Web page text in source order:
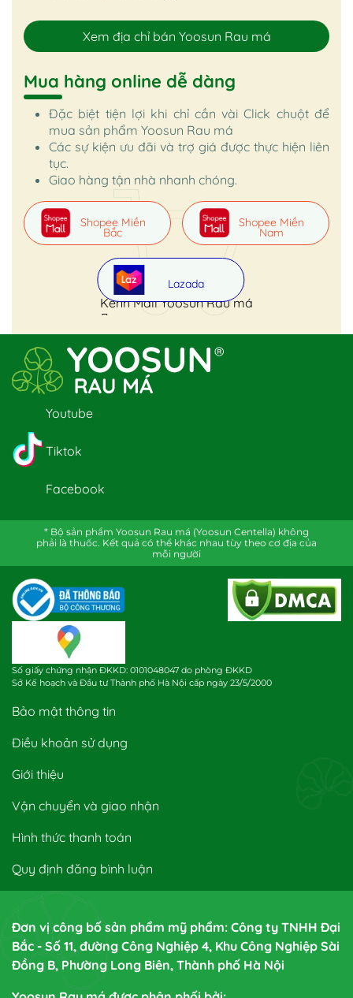
Xem địa chỉ bán Yoosun Rau má
Mua hàng online dễ dàng
Đặc biệt tiện lợi khi chỉ cần vài Click chuột để
mua sản phẩm Yoosun Rau má
Các sự kiện ưu đãi và trợ giá được thực hiện liên
tục.
Giao hàng tận nhà nhanh chóng.
Kênh Mall Yoosun Rau má
Shopee Miền
Bắc
Shopee Miền
Nam
Lazada
Youtube
Tiktok
Facebook
* Bộ sản phẩm Yoosun Rau má (Yoosun Centella) không
phải là thuốc. Kết quả có thể khác nhau tùy theo cơ địa của
mỗi người
Số giấy chứng nhận ĐKKD: 0101048047 do phòng ĐKKD
Sở Kế hoạch và Đầu tư Thành phố Hà Nội cấp ngày 23/5/2000
Bảo mật thông tin
Điều khoản sử dụng
Giới thiệu
Vận chuyển và giao nhận
Hình thức thanh toán
Quy định đăng bình luận
Đơn vị công bố sản phẩm mỹ phẩm: Công ty TNHH Đại
Bắc - Số 11, đường Công Nghiệp 4, Khu Công Nghiệp Sài
Đồng B, Phường Long Biên, Thành phố Hà Nội